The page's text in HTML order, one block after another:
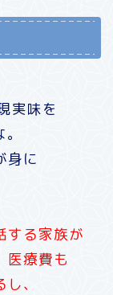
実味を
身に
する家族が
医療費も
、